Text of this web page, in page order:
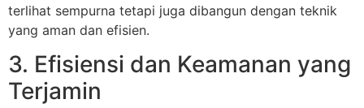
terlihat sempurna tetapi juga dibangun dengan teknik
yang aman dan efisien.
3. Efisiensi dan Keamanan yang
Terjamin